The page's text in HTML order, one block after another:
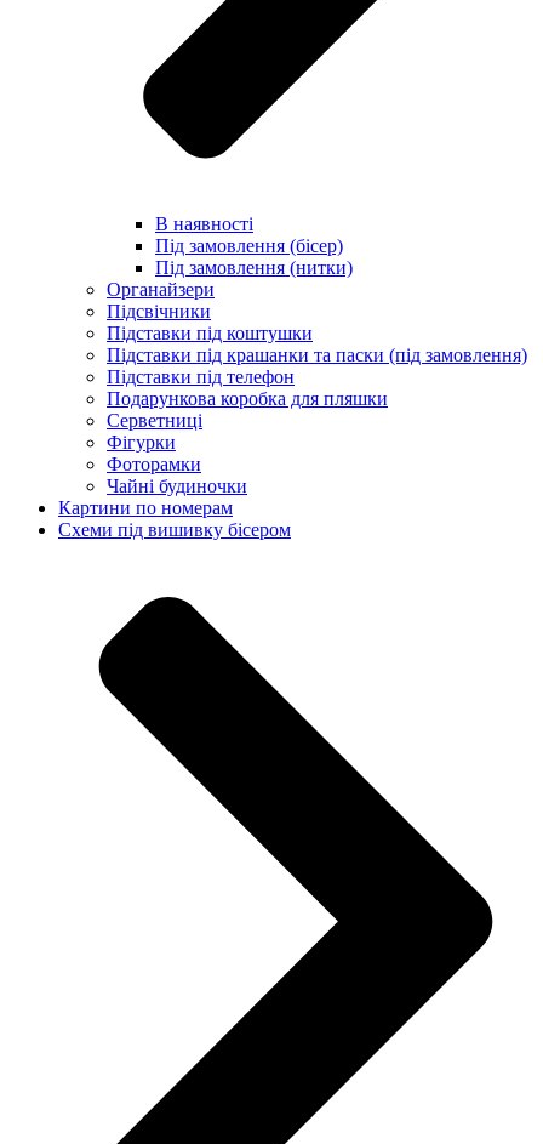
В наявності
Під замовлення (бісер)
Під замовлення (нитки)
Органайзери
Підсвічники
Підставки під коштушки
Підставки під крашанки та паски (під замовлення)
Підставки під телефон
Подарункова коробка для пляшки
Серветниці
Фігурки
Фоторамки
Чайні будиночки
Картини по номерам
Схеми під вишивку бісером